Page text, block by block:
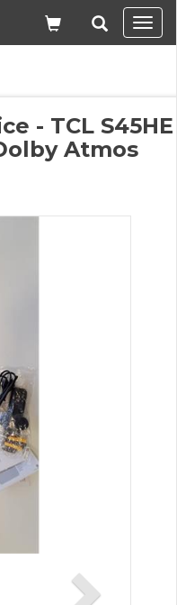
- TCL S45HE
Atmos